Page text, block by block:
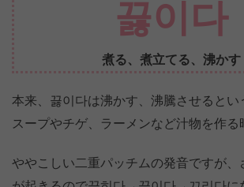
끓이다
煮る、煮立てる、沸かす
本来、끓이다は沸かす、沸騰させるとい
スープやチゲ、ラーメンなど汁物を作る
ややこしい二重パッチムの発音ですが、